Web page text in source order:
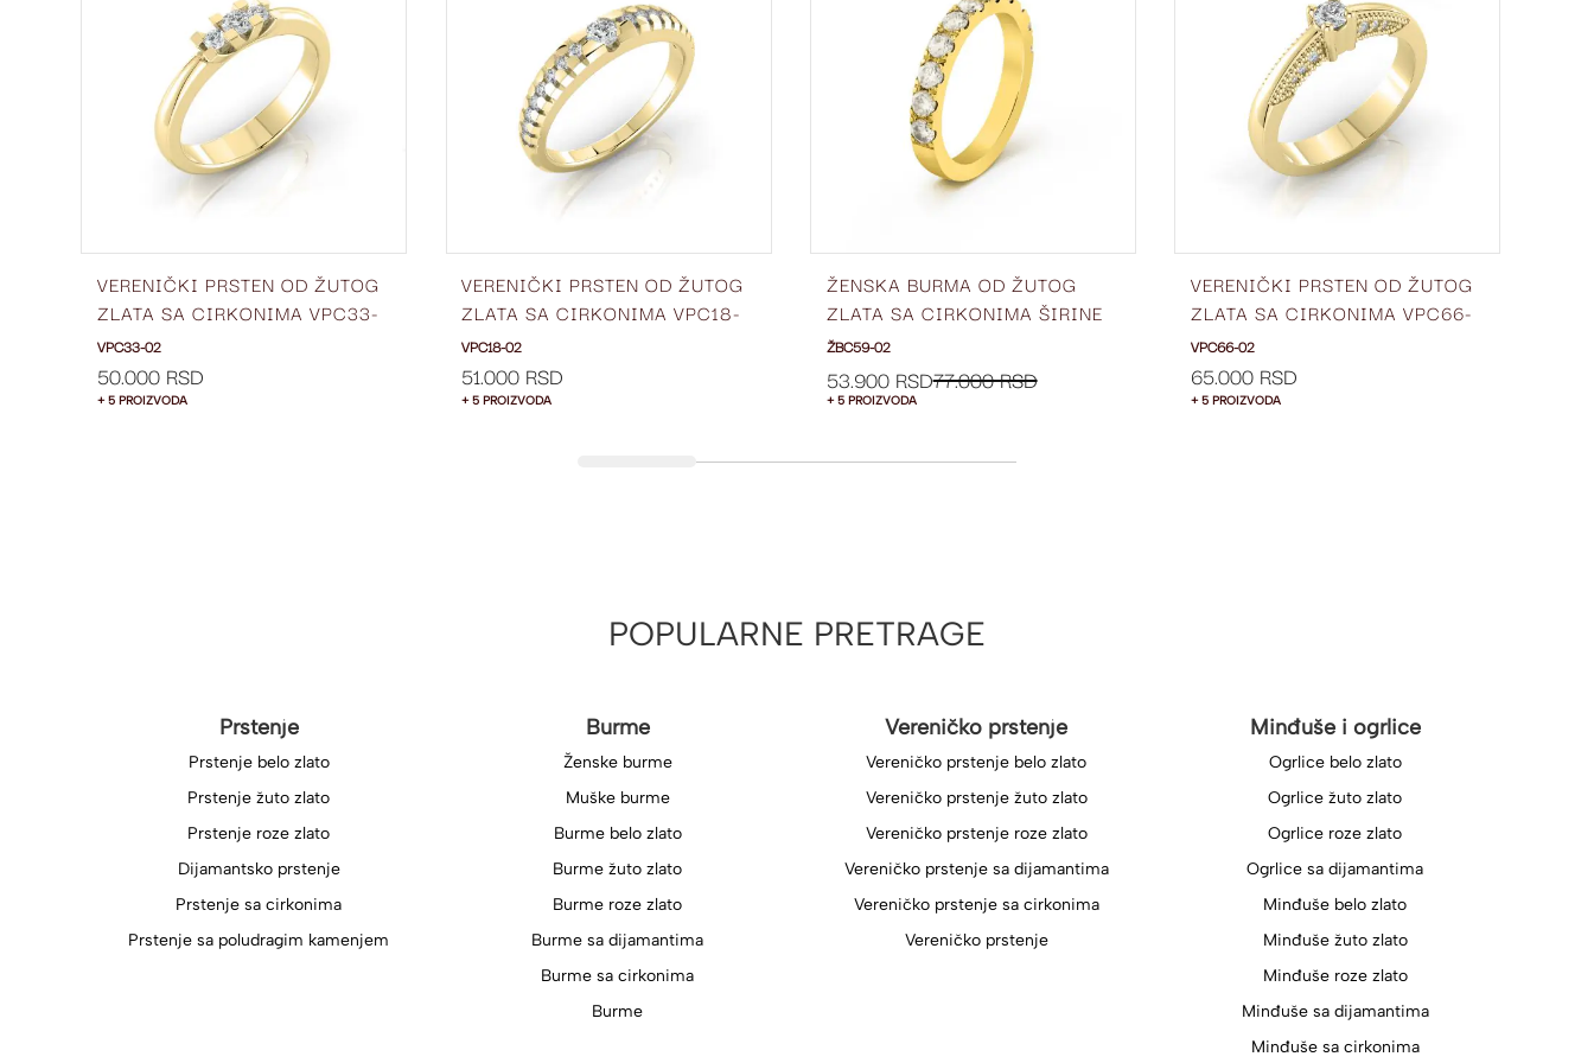
VERENIČKI PRSTEN OD ŽUTOG
ZLATA SA CIRKONIMA VPC33-
02
VPC33-02
50.000 RSD
+ 5 PROIZVODA
VERENIČKI PRSTEN OD ŽUTOG
ZLATA SA CIRKONIMA VPC18-
02
VPC18-02
51.000 RSD
+ 5 PROIZVODA
ŽENSKA BURMA OD ŽUTOG
ZLATA SA CIRKONIMA ŠIRINE
3 MM ŽBC59-02
ŽBC59-02
53.900 RSD77.000 RSD
+ 5 PROIZVODA
VERENIČKI PRSTEN OD ŽUTOG
ZLATA SA CIRKONIMA VPC66-
02
VPC66-02
65.000 RSD
+ 5 PROIZVODA
POPULARNE PRETRAGE
Prstenje
Prstenje belo zlato
Prstenje žuto zlato
Prstenje roze zlato
Dijamantsko prstenje
Prstenje sa cirkonima
Prstenje sa poludragim kamenjem
Burme
Ženske burme
Muške burme
Burme belo zlato
Burme žuto zlato
Burme roze zlato
Burme sa dijamantima
Burme sa cirkonima
Burme
Vereničko prstenje
Vereničko prstenje belo zlato
Vereničko prstenje žuto zlato
Vereničko prstenje roze zlato
Vereničko prstenje sa dijamantima
Vereničko prstenje sa cirkonima
Vereničko prstenje
Minđuše i ogrlice
Ogrlice belo zlato
Ogrlice žuto zlato
Ogrlice roze zlato
Ogrlice sa dijamantima
Minđuše belo zlato
Minđuše žuto zlato
Minđuše roze zlato
Minđuše sa dijamantima
Minđuše sa cirkonima